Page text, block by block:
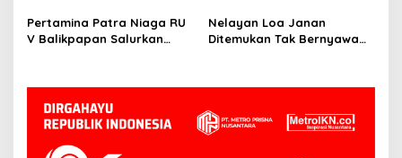
Kompeten untuk Indonesia
Balikpapan
Pertamina Patra Niaga RU
V Balikpapan Salurkan
Nelayan Loa Janan
Ditemukan Tak Bernyawa
Mahakam